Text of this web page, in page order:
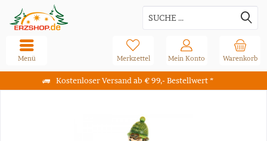
Kostenloser Versand ab € 99,- Bestellwert *
Warenkorb
Merkzettel Mein Konto
Menü